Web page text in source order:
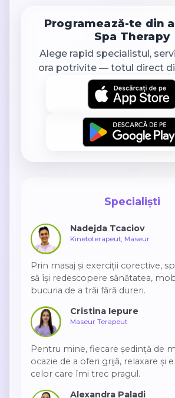
Programează-te din
Spa Therapy
Alege rapid specialistul,
ora potrivite — totul direct
Specialiști
Nadejda Tcaciov
Kinetoterapeut, Maseur
Prin masaj și exerciții corective,
să își redescopere sănătatea,
bucuria de a trăi fără dureri.
Cristina Iepure
Maseur Terapeut
Pentru mine, fiecare ședință de
ocazie de a oferi grijă, relaxare și
celor care îmi trec pragul.
Alexandra Paladi